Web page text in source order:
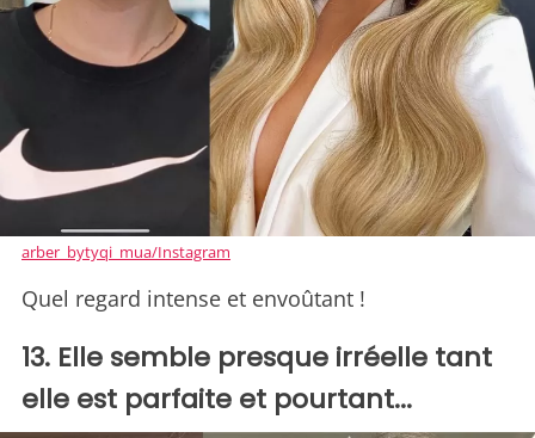
arber_bytyqi_mua/Instagram
Quel regard intense et envoûtant !
13. Elle semble presque irréelle tant
elle est parfaite et pourtant...